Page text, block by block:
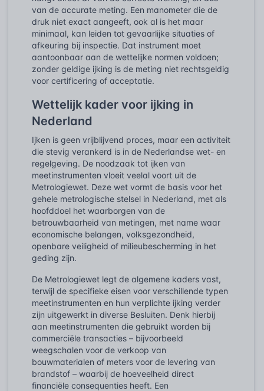
van de accurate meting. Een manometer die de
druk niet exact aangeeft, ook al is het maar
minimaal, kan leiden tot gevaarlijke situaties of
afkeuring bij inspectie. Dat instrument moet
aantoonbaar aan de wettelijke normen voldoen;
zonder geldige ijking is de meting niet rechtsgeldig
voor certificering of acceptatie.
Wettelijk kader voor ijking in
Nederland
Ijken is geen vrijblijvend proces, maar een activiteit
die stevig verankerd is in de Nederlandse wet- en
regelgeving. De noodzaak tot ijken van
meetinstrumenten vloeit veelal voort uit de
Metrologiewet. Deze wet vormt de basis voor het
gehele metrologische stelsel in Nederland, met als
hoofddoel het waarborgen van de
betrouwbaarheid van metingen, met name waar
economische belangen, volksgezondheid,
openbare veiligheid of milieubescherming in het
geding zijn.
De Metrologiewet legt de algemene kaders vast,
terwijl de specifieke eisen voor verschillende typen
meetinstrumenten en hun verplichte ijking verder
zijn uitgewerkt in diverse Besluiten. Denk hierbij
aan meetinstrumenten die gebruikt worden bij
commerciële transacties – bijvoorbeeld
weegschalen voor de verkoop van
bouwmaterialen of meters voor de levering van
brandstof – waarbij de hoeveelheid direct
financiële consequenties heeft. Een